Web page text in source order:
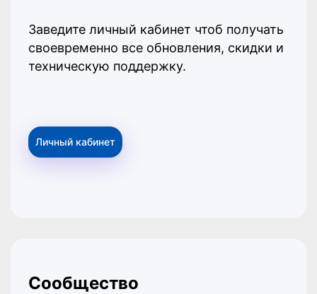
Заведите личный кабинет чтоб получать
своевременно все обновления, скидки и
техническую поддержку.
Личный кабинет
Сообщество